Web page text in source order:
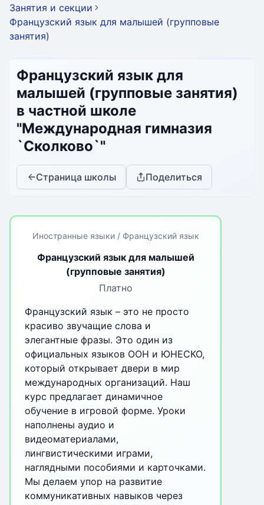
Занятия и секции
Французский язык для малышей (групповые
занятия)
Французский язык для
малышей (групповые занятия)
в частной школе
"Международная гимназия
`Сколково`"
Страница школы Поделиться
Иностранные языки / Французский язык
Французский язык для малышей
(групповые занятия)
Платно
Французский язык – это не просто
красиво звучащие слова и
элегантные фразы. Это один из
официальных языков ООН и ЮНЕСКО,
который открывает двери в мир
международных организаций. Наш
курс предлагает динамичное
обучение в игровой форме. Уроки
наполнены аудио и
видеоматериалами,
лингвистическими играми,
наглядными пособиями и карточками.
Мы делаем упор на развитие
коммуникативных навыков через